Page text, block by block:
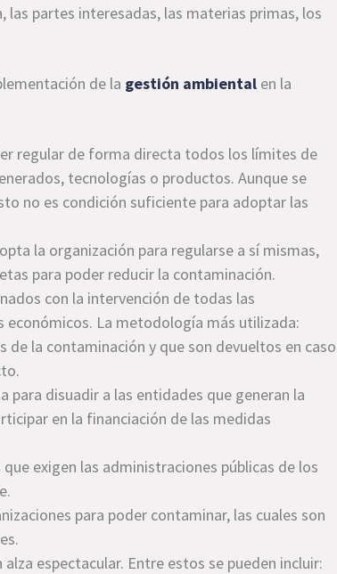
las partes interesadas, las materias primas, los
de la gestión ambiental en la
regular de forma directa todos los límites de
tecnologías o productos. Aunque se
no es condición suficiente para adoptar las
la organización para regularse a sí mismas,
para poder reducir la contaminación.
con la intervención de todas las
económicos. La metodología más utilizada:
de la contaminación y que son devueltos en caso
disuadir a las entidades que generan la
en la financiación de las medidas
exigen las administraciones públicas de los
para poder contaminar, las cuales son
espectacular. Entre estos se pueden incluir: